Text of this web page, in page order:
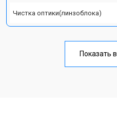
Чистка оптики(линзоблока)
Показать